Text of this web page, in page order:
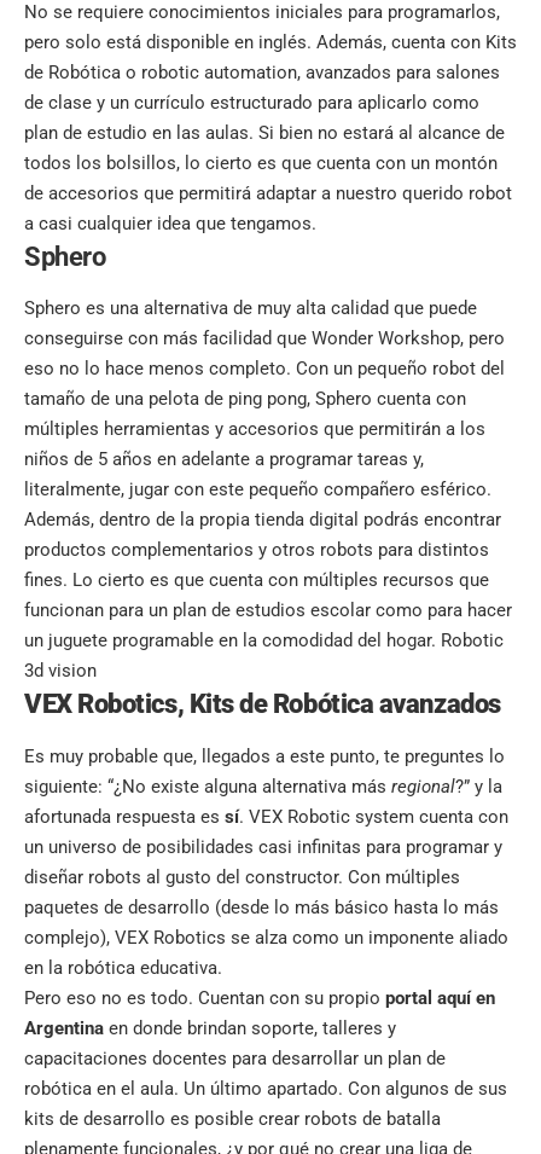
No se requiere conocimientos iniciales para programarlos,
pero solo está disponible en inglés. Además, cuenta con Kits
de Robótica o robotic automation, avanzados para salones
de clase y un currículo estructurado para aplicarlo como
plan de estudio en las aulas. Si bien no estará al alcance de
todos los bolsillos, lo cierto es que cuenta con un montón
de accesorios que permitirá adaptar a nuestro querido robot
a casi cualquier idea que tengamos.
Sphero
Sphero es una alternativa de muy alta calidad que puede
conseguirse con más facilidad que Wonder Workshop, pero
eso no lo hace menos completo. Con un pequeño robot del
tamaño de una pelota de ping pong, Sphero cuenta con
múltiples herramientas y accesorios que permitirán a los
niños de 5 años en adelante a programar tareas y,
literalmente, jugar con este pequeño compañero esférico.
Además, dentro de la propia tienda digital podrás encontrar
productos complementarios y otros robots para distintos
fines. Lo cierto es que cuenta con múltiples recursos que
funcionan para un plan de estudios escolar como para hacer
un juguete programable en la comodidad del hogar. Robotic
3d vision
VEX Robotics, Kits de Robótica avanzados
Es muy probable que, llegados a este punto, te preguntes lo
siguiente: “¿No existe alguna alternativa más regional?” y la
afortunada respuesta es sí. VEX Robotic system cuenta con
un universo de posibilidades casi infinitas para programar y
diseñar robots al gusto del constructor. Con múltiples
paquetes de desarrollo (desde lo más básico hasta lo más
complejo), VEX Robotics se alza como un imponente aliado
en la robótica educativa.
Pero eso no es todo. Cuentan con su propio portal aquí en
Argentina en donde brindan soporte, talleres y
capacitaciones docentes para desarrollar un plan de
robótica en el aula. Un último apartado. Con algunos de sus
kits de desarrollo es posible crear robots de batalla
plenamente funcionales, ¿y por qué no crear una liga de